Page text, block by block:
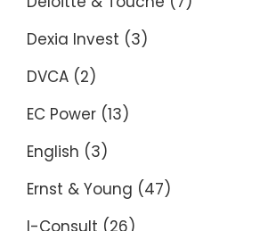
Dexia Invest (3)
DVCA (2)
EC Power (13)
English (3)
Ernst & Young (47)
I-Consult (26)